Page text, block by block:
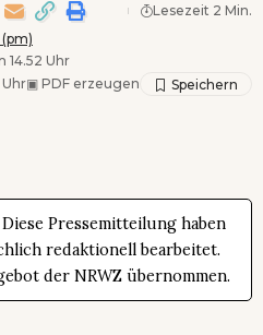
14.52 Uhr
Uhr▣ PDF erzeugen
Lesezeit 2 Min.
Diese Pressemitteilung haben
redaktionell bearbeitet.
der NRWZ übernommen.